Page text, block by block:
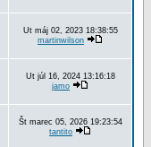
Ut máj 02, 2023 18:38:55
martinwilson
Ut júl 16, 2024 13:16:18
jamo
Št marec 05, 2026 19:23:54
tantito